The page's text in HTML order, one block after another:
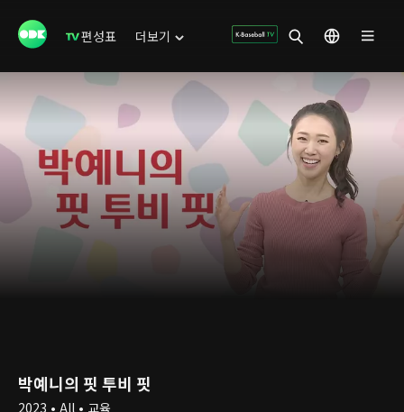
편성표 더보기
박예니의 핏 투비 핏
2023 • All • 교육